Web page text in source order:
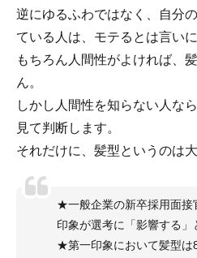
逆にゆるふわではなく、自分
ている人は、モテるとは言い
もちろん人間性がよければ、
ん。
しかし人間性を知らない人な
見て判断します。
それだけに、髪型というのは
★一般企業の新卒採用面接
印象が選考に「影響する」
★第一印象において髪型は